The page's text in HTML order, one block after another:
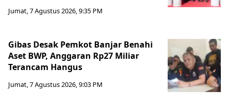
Jumat, 7 Agustus 2026, 9:35 PM
Gibas Desak Pemkot Banjar Benahi
Aset BWP, Anggaran Rp27 Miliar
Terancam Hangus
Jumat, 7 Agustus 2026, 9:03 PM